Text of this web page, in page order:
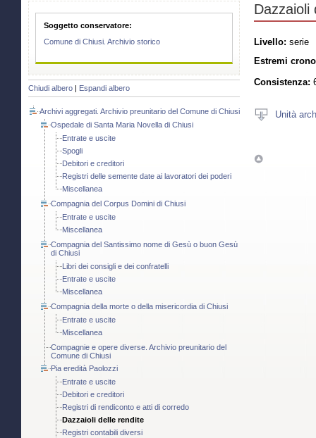
Soggetto conservatore:
Comune di Chiusi. Archivio storico
Chiudi albero Espandi albero
Archivi aggregati. Archivio preunitario del Comune di Chiusi
Ospedale di Santa Maria Novella di Chiusi
Entrate e uscite
Spogli
Debitori e creditori
Registri delle semente date ai lavoratori dei poderi
Miscellanea
Compagnia del Corpus Domini di Chiusi
Entrate e uscite
Miscellanea
Compagnia del Santissimo nome di Gesù o buon Gesù
di Chiusi
Libri dei consigli e dei confratelli
Entrate e uscite
Miscellanea
Compagnia della morte o della misericordia di Chiusi
Entrate e uscite
Miscellanea
Compagnie e opere diverse. Archivio preunitario del
Comune di Chiusi
Pia eredità Paolozzi
Entrate e uscite
Debitori e creditori
Registri di rendiconto e atti di corredo
Dazzaioli delle rendite
Registri contabili diversi
Dazzaioli
Livello: serie
Estremi
Consistenza:
Unità